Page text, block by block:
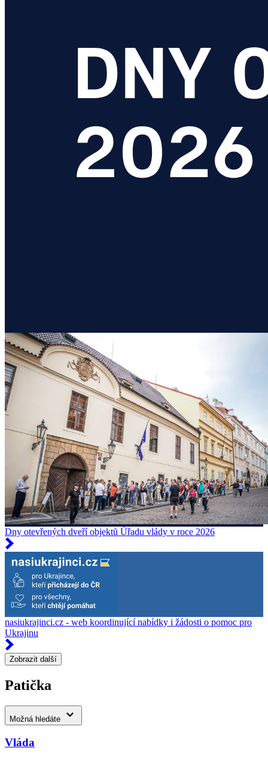
Dny otevřených dveří objektů Úřadu vlády v roce 2026
nasiukrajinci.cz - web koordinující nabídky i žádosti o pomoc pro
Ukrajinu
Zobrazit další
Patička
Možná hledáte
Vláda